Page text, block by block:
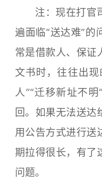
注：现在打官
遍面临“送达难”的
常是借款人、保证
文书时，往往出
人”“迁移新址不
回。如果无法送达
用公告方式进行送
期拉得很长，有了
问题。